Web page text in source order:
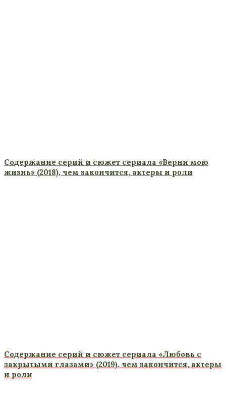
Содержание серий и сюжет сериала «Верни мою
жизнь» (2018), чем закончится, актеры и роли
Содержание серий и сюжет сериала «Любовь с
закрытыми глазами» (2019), чем закончится, актеры
и роли